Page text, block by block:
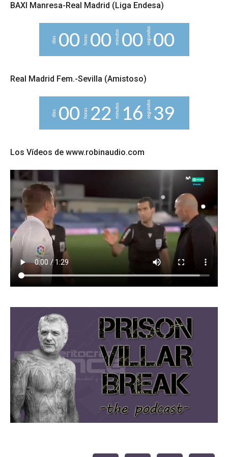
BAXI Manresa-Real Madrid (Liga Endesa)
días 00 horas 00 minutos 00segundos00
Real Madrid Fem.-Sevilla (Amistoso)
días 00 horas 22 minutos 16 segundos38
9
Los Vídeos de www.robinaudio.com